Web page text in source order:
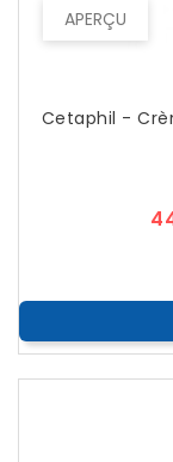
APERÇU
Cetaphil -